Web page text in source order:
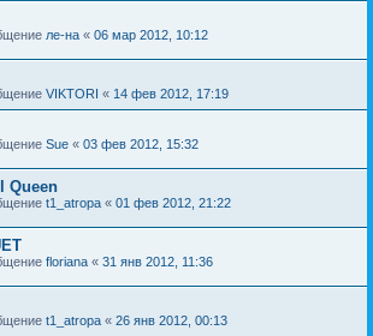
ле-на « 06 мар 2012, 10:12
VIKTORI « 14 фев 2012, 17:19
Sue « 03 фев 2012, 15:32
Queen
t1_atropa « 01 фев 2012, 21:22
floriana « 31 янв 2012, 11:36
t1_atropa « 26 янв 2012, 00:13